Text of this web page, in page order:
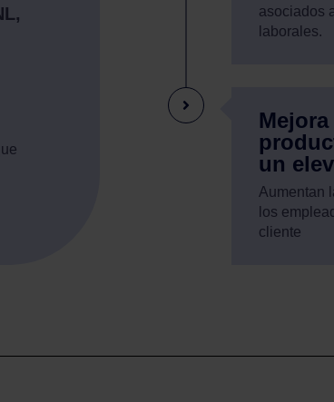
asociados
laborales.
un
Aumentan
los
cliente